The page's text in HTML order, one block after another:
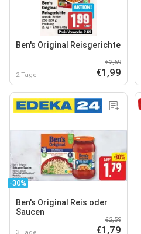
Ben's Original Reisgerichte
2 Tage
€2,69
€1,99
-30%
Ben's Original Reis oder
Saucen
3 Tage
€2,59
€1,79